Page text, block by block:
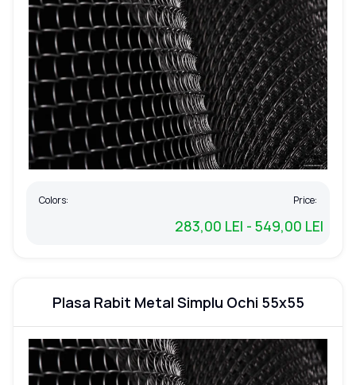
Colors: Price:
283,00 LEI - 549,00 LEI
Plasa Rabit Metal Simplu Ochi 55x55